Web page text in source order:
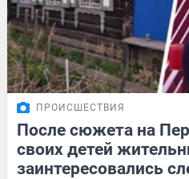
ПРОИСШЕСТВИЯ
После сюжета на
своих детей
заинтересовались